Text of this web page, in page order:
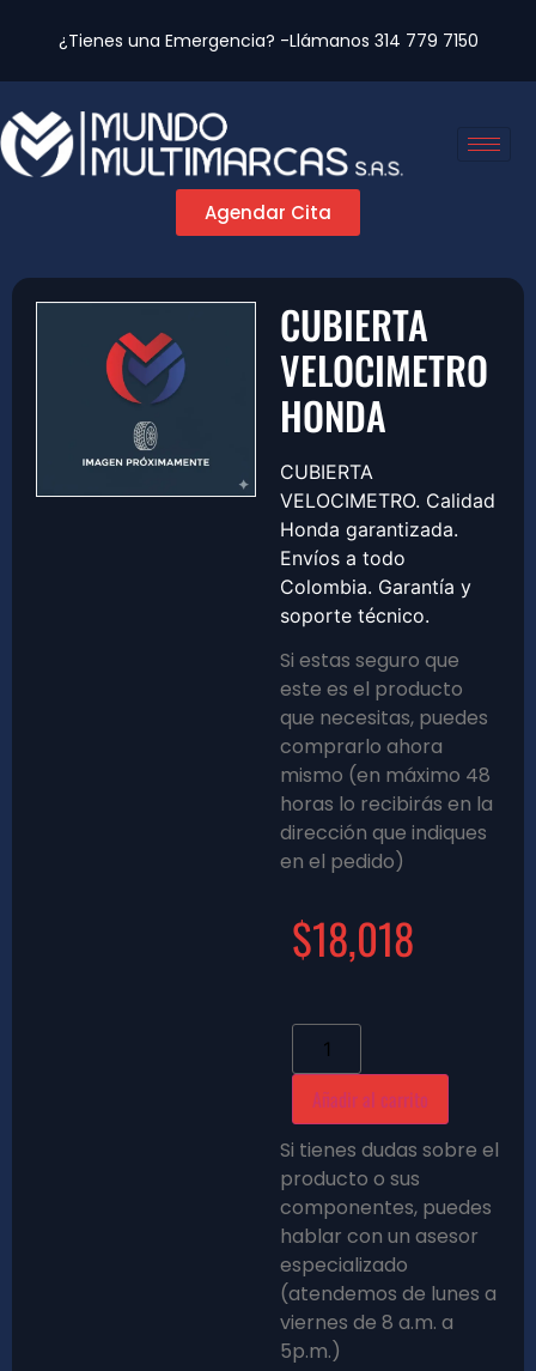
¿Tienes una Emergencia? -Llámanos 314 779 7150
Agendar Cita
CUBIERTA
VELOCIMETRO
HONDA
CUBIERTA
VELOCIMETRO. Calidad
Honda garantizada.
Envíos a todo
Colombia. Garantía y
soporte técnico.
Si estas seguro que
este es el producto
que necesitas, puedes
comprarlo ahora
mismo (en máximo 48
horas lo recibirás en la
dirección que indiques
en el pedido)
$18,018
Añadir al carrito
Si tienes dudas sobre el
producto o sus
componentes, puedes
hablar con un asesor
especializado
(atendemos de lunes a
viernes de 8 a.m. a
5p.m.)